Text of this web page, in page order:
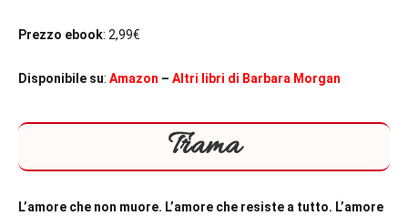
Prezzo ebook: 2,99€
Disponibile su: Amazon – Altri libri di Barbara Morgan
Trama
L’amore che non muore. L’amore che resiste a tutto. L’amore